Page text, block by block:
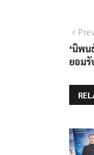
แน
เรื่
‘นิพ
ยอมรั